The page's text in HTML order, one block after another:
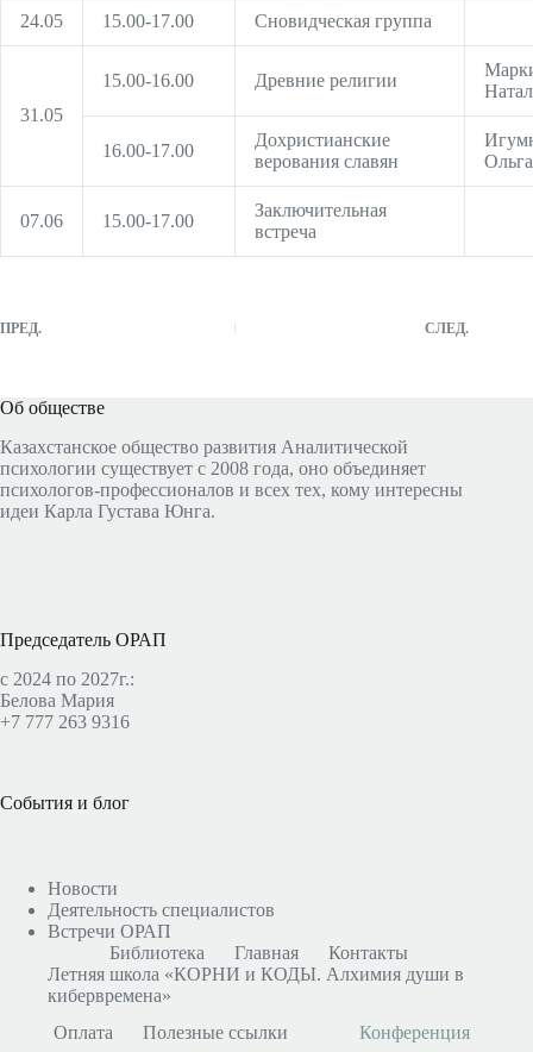
24.05 15.00-17.00 Сновидческая группа
31.05
15.00-16.00 Древние религии
16.00-17.00
Дохристианские
верования славян
Ольга
07.06 15.00-17.00
Заключительная
встреча
ПРЕД. СЛЕД.
Об обществе
Казахстанское общество развития Аналитической
психологии существует с 2008 года, оно объединяет
психологов-профессионалов и всех тех, кому интересны
идеи Карла Густава Юнга.
Председатель ОРАП
с 2024 по 2027г.:
Белова Мария
+7 777 263 9316
События и блог
Новости
Деятельность специалистов
Встречи ОРАП
Библиотека
Главная
Контакты
Летняя школа «КОРНИ и КОДЫ. Алхимия души в
кибервремена»
Оплата
Полезные ссылки Конференция